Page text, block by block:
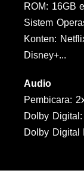
ROM: 16GB
Sistem
Konten:
Disney+...
Audio
Pembicara:
Dolby Digital:
Dolby Digital